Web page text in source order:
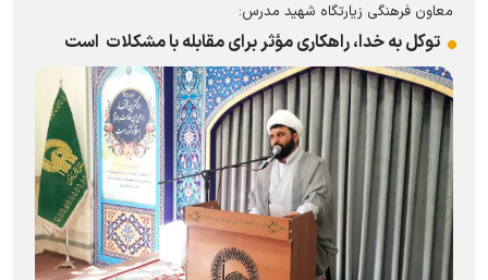
معاون فرهنگی زیارتگاه شهید مدرس:
توکل به خدا، راهکاری مؤثر برای مقابله با مشکلات است